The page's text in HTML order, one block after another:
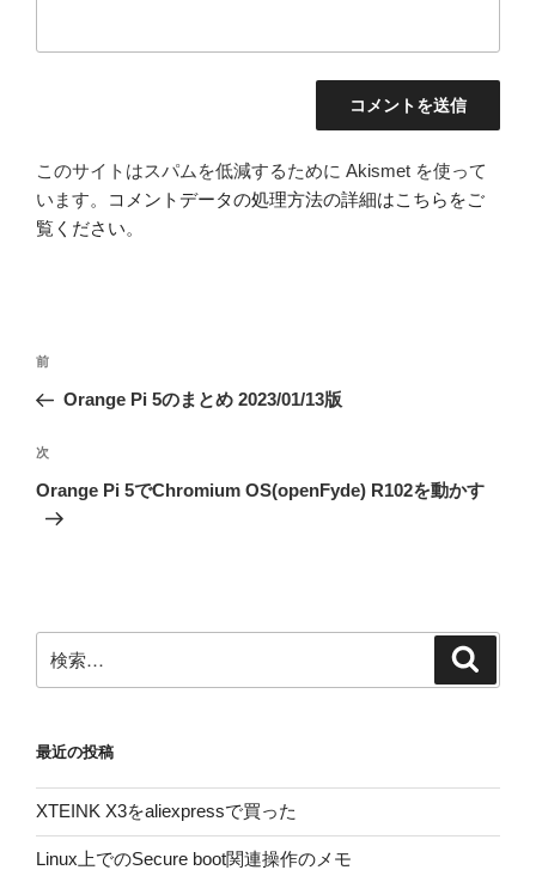
このサイトはスパムを低減するために Akismet を使って
います。
コメントデータの処理方法の詳細はこちらをご
覧ください。
投
ナ
ビ
ゲ
ー
前
の
稿
前
Orange Pi 5のまとめ 2023/01/13版
次
の
次
Orange Pi 5でChromium OS(openFyde) R102を動かす
索:
最近の投稿
XTEINK X3をaliexpressで買った
Linux上でのSecure boot関連操作のメモ